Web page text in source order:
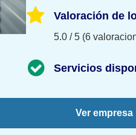
Valoración de
5.0 / 5 (6
Servicios
Ver empresa